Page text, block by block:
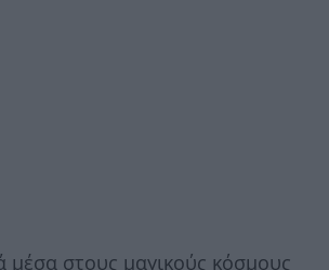
μέσα στους μαγικούς κόσμους